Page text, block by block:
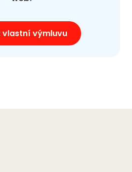
vlastní výmluvu